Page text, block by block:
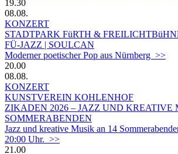
19.30
08.08.
KONZERT
STADTPARK FüRTH &
FÜ-JAZZ | SOULCAN
Moderner poetischer Pop aus Nürnberg >>
20.00
08.08.
KONZERT
KUNSTVEREIN KOHLENHOF
ZIKADEN 2026 – JAZZ UND KREATIVE
SOMMERABENDEN
Jazz und kreative Musik an 14
20:00 Uhr. >>
21.00